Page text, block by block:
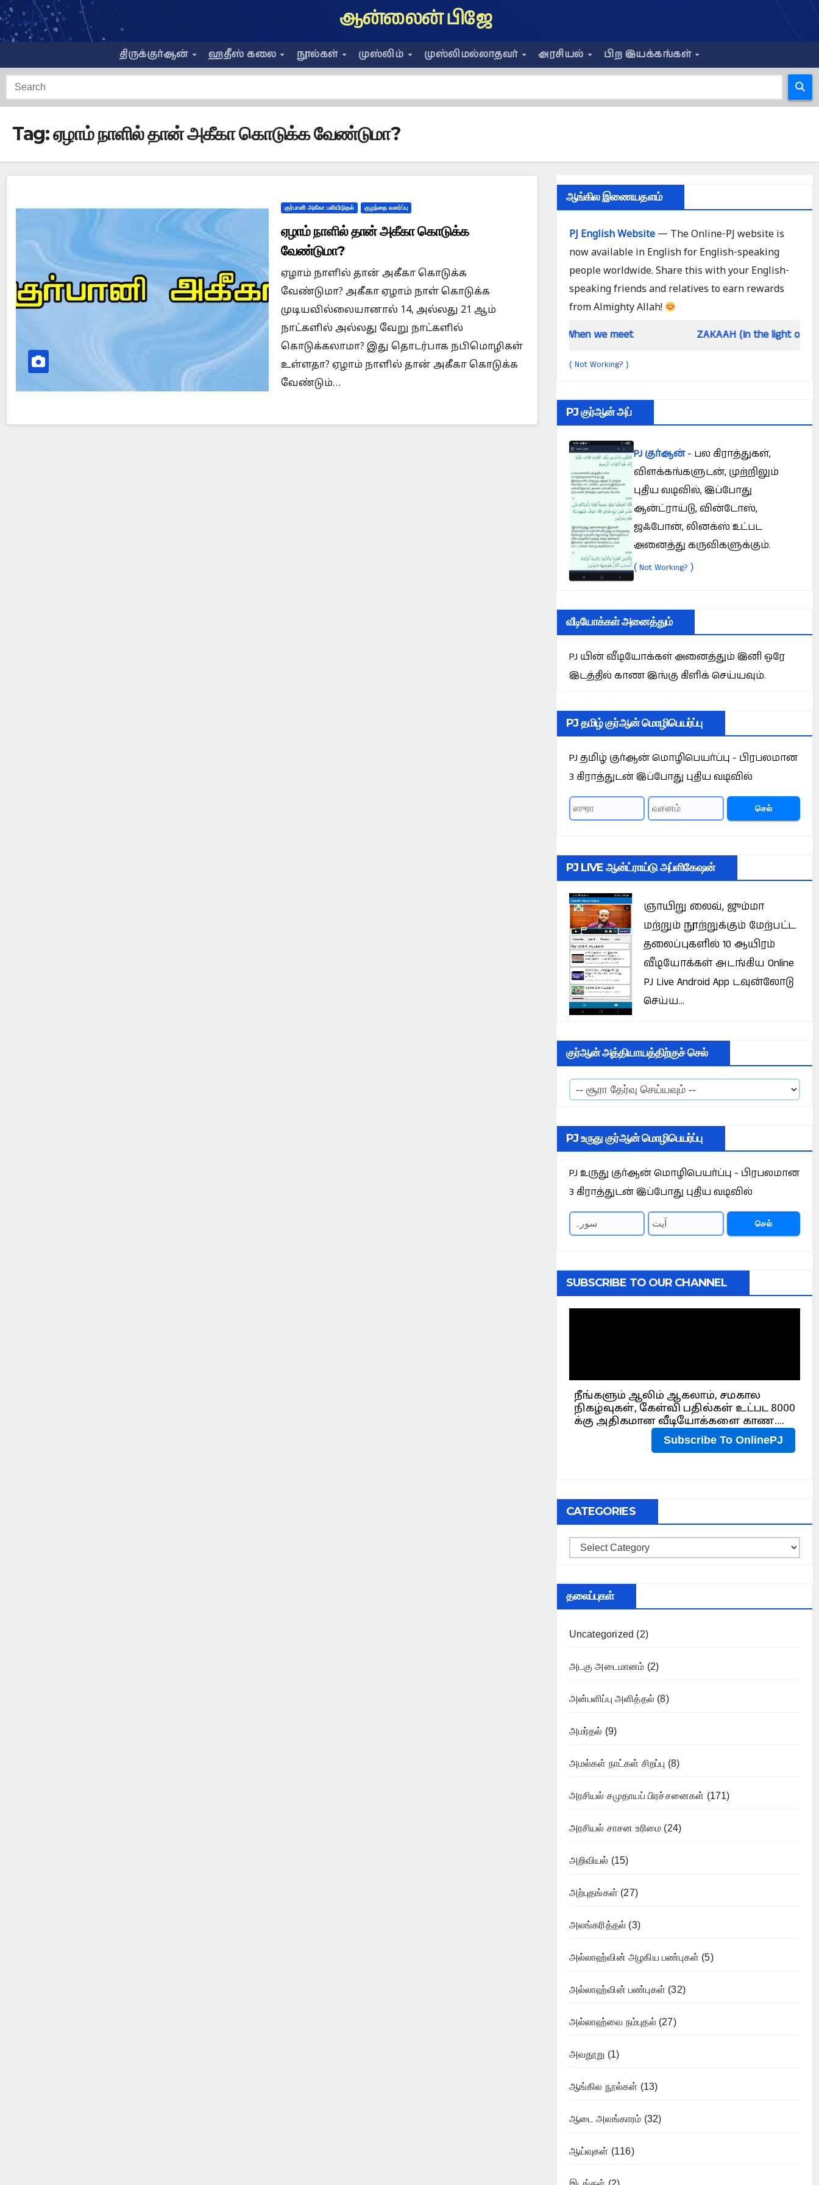
Skip
to
content
ஆன்லைன் பிஜே
திருக்குர்ஆன் ஹதீஸ் கலை நூல்கள் முஸ்லிம் முஸ்லிமல்லாதவர் அரசியல் பிற இயக்கங்கள்
Tag:ஏழாம் நாளில் தான் அகீகா கொடுக்க வேண்டுமா?
குர்பானி அகீகா பலியிடுதல் குழந்தை வளர்ப்பு
ஏழாம் நாளில் தான் அகீகா கொடுக்க
வேண்டுமா?
ஏழாம் நாளில் தான் அகீகா கொடுக்க
வேண்டுமா? அகீகா ஏழாம் நாள் கொடுக்க
முடியவில்லையானால் 14, அல்லது 21 ஆம்
நாட்களில் அல்லது வேறு நாட்களில்
கொடுக்கலாமா? இது தொடர்பாக நபிமொழிகள்
உள்ளதா? ஏழாம் நாளில் தான் அகீகா கொடுக்க
வேண்டும்…
ஆங்கில இணையதளம்
PJ English Website— The Online-PJ website is
now available in English for English-speaking
people worldwide. Share this with your English-
speaking friends and relatives to earn rewards
from Almighty Allah!
Did Jesus Resurrect on Sunday or Monday? Is Prophet Muhammad superior to Jesus? When we meet ZAKAAH (In the light of Qur an and
( Not Working? )
PJ குர்ஆன் அப்
PJ குர்ஆன்- பல கிராத்துகள்,
விளக்கங்களுடன், முற்றிலும்
புதிய வடிவில், இப்போது
ஆன்ட்ராய்டு, வின்டோஸ்,
ஜஃபோன், லினக்ஸ் உட்பட
அனைத்து கருவிகளுக்கும்.
( Not Working? )
வீடியோக்கள் அனைத்தும்
PJ யின் வீடியோக்கள் அனைத்தும் இனி ஒரே
இடத்தில் காண இங்கு கிளிக் செய்யவும்.
PJ தமிழ் குர்ஆன் மொழிபெயர்ப்பு
PJ தமிழ் குர்ஆன் மொழிபெயர்ப்பு - பிரபலமான
3 கிராத்துடன் இப்போது புதிய வடிவில்
செல்
PJ LIVE ஆன்ட்ராய்டு அப்ளிகேஷன்
ஞாயிறு லைவ், ஜும்மா
மற்றும் நூற்றுக்கும் மேற்பட்ட
தலைப்புகளில் 10 ஆயிரம்
வீடியோக்கள் அடங்கிய Online
PJ Live Android App டவுன்லோடு
செய்ய...
குர்ஆன் அத்தியாயத்திற்குச் செல்
PJ உருது குர்ஆன் மொழிபெயர்ப்பு
PJ உருது குர்ஆன் மொழிபெயர்ப்பு - பிரபலமான
3 கிராத்துடன் இப்போது புதிய வடிவில்
செல்
SUBSCRIBE TO OUR CHANNEL
CATEGORIES
Categories
தலைப்புகள்
Uncategorized (2)
அடகு அடைமானம் (2)
அன்பளிப்பு அளித்தல் (8)
அமர்தல் (9)
அமல்கள் நாட்கள் சிறப்பு (8)
அரசியல் சமுதாயப் பிரச்சனைகள் (171)
அரசியல் சாசன உரிமை (24)
அறிவியல் (15)
அற்புதங்கள் (27)
அலங்கரித்தல் (3)
அல்லாஹ்வின் அழகிய பண்புகள் (5)
அல்லாஹ்வின் பண்புகள் (32)
அல்லாஹ்வை நம்புதல் (27)
அவதூறு (1)
ஆங்கில நூல்கள் (13)
ஆடை அலங்காரம் (32)
ஆய்வுகள் (116)